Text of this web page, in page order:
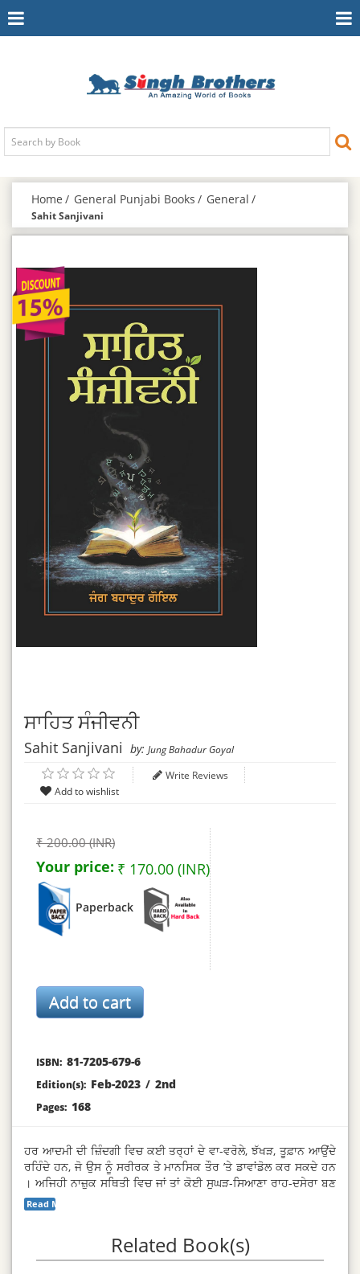
Toggle
Home General Punjabi Books General
Sahit Sanjivani
ਸਾਹਿਤ ਸੰਜੀਵਨੀ
Sahit Sanjivani by: Jung Bahadur Goyal
Write Reviews
₹ 200.00 (INR)
Your price: ₹ 170.00 (INR)
Paperback
ISBN: 81-7205-679-6
Edition(s): Feb-2023 / 2nd
Pages: 168
ਹਰ ਆਦਮੀ ਦੀ ਜ਼ਿੰਦਗੀ ਵਿਚ ਕਈ ਤਰ੍ਹਾਂ ਦੇ ਵਾ-ਵਰੋਲੇ, ਝੱਖੜ, ਤੂਫ਼ਾਨ ਆਉਂਦੇ
ਰਹਿੰਦੇ ਹਨ, ਜੋ ਉਸ ਨੂੰ ਸਰੀਰਕ ਤੇ ਮਾਨਸਿਕ ਤੌਰ ’ਤੇ ਡਾਵਾਂਡੋਲ ਕਰ ਸਕਦੇ ਹਨ
। ਅਜਿਹੀ ਨਾਜ਼ੁਕ ਸਥਿਤੀ ਵਿਚ ਜਾਂ ਤਾਂ ਕੋਈ ਸੁਘੜ-ਸਿਆਣਾ ਰਾਹ-ਦਸੇਰਾ ਬਣ
ਸਕਦਾ ਹੈ ਤੇ ਜਾਂ ਕੋਈ ਪੁਸਤਕ ਸਹਾਈ ਸਿੱਧ ਹੋ ਸਕਦੀ ਹੈ । ਸਾਹਿਤਕ
ਕ੍ਰਿਤੀਆਂ ਮਨੁੱਖੀ ਮਨ ਦੇ ਵਿਕਾਰਾਂ ਨੂੰ ਦੂਰ ਕਰ ਕੇ ਉਸ ਨੂੰ ਸਿਹਤਮੰਦ, ਉਸਾਰੂ ਤੇ
ਵਿਕਾਰਾਂ ਦਾ ਵਿਰੇਚਨ ਕਰਦੀਆਂ ਹਨ । ਇਸੇ ਤਰ੍ਹਾਂ ਇਹ ਸਮਾਜ ਨੂੰ ਖੋਖਲਾ
ਕਰਨ ਵਾਲੀਆਂ ਬੁਰਾਈਆਂ ਨੂੰ ਜੜ੍ਹੋਂ ਪੁੱਟਣ ਵਿਚ ਇਕ ਅਸਰਦਾਰ ਥੈਰੇਪੀ ਵਾਂਗ
Read More...
Related Book(s)